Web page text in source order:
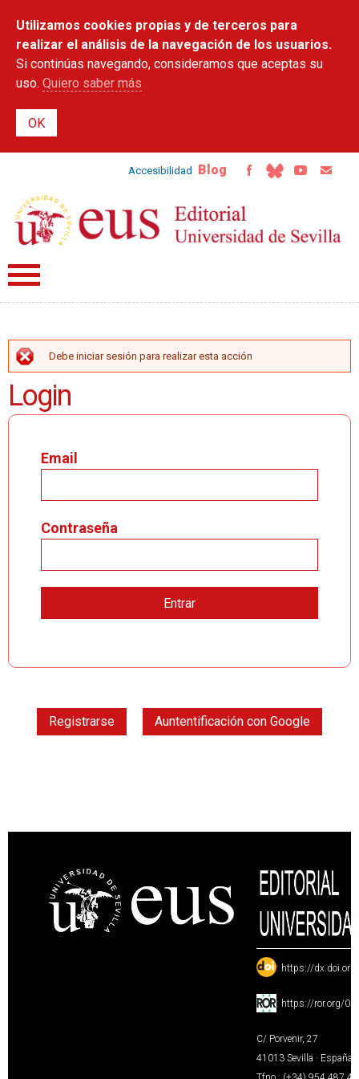
contenido
principal
Utilizamos cookies propias y de terceros para
realizar el análisis de la navegación de los usuarios.
Si continúas navegando, consideramos que aceptas su
uso. Quiero saber más
Accesibilidad Blog
MENSAJE DE ERROR
Debe iniciar sesión para realizar esta acción
Login
Email
Contraseña
Registrarse Auntentificación con Google
: https://
: https://ror.org/
C/ Porvenir, 27
41013 Sevilla · España